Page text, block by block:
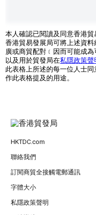
本人確認已閱讀及同意香港貿
香港貿易發展局可將上述資
廣或商貿配對﹝因而可能成
以及用於貿發局在私隱政策聲
此表格上所述的每一位人士
作此表格提及的用途。
HKTDC.com
聯絡我們
訂閱商貿全接觸電郵通訊
字體大小
私隱政策聲明